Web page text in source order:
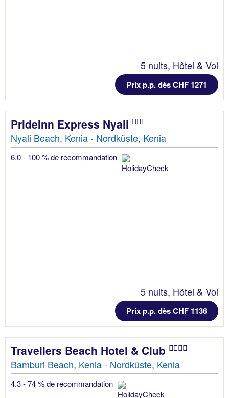
5 nuits, Hôtel & Vol
Prix p.p. dès CHF 1271
PrideInn Express Nyali
Nyali Beach, Kenia - Nordküste, Kenia
6.0 - 100 % de recommandation
5 nuits, Hôtel & Vol
Prix p.p. dès CHF 1136
Travellers Beach Hotel & Club
Bamburi Beach, Kenia - Nordküste, Kenia
4.3 - 74 % de recommandation